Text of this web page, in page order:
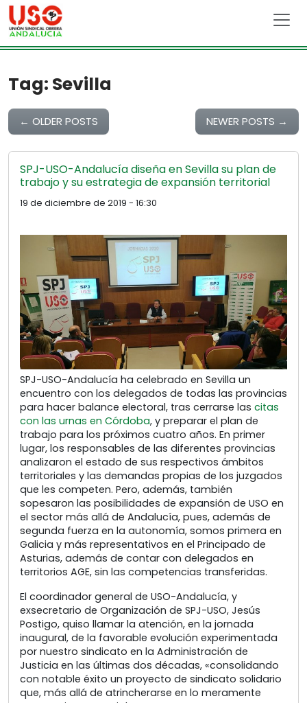
Skip to main content
Tag: Sevilla
← OLDER POSTS NEWER POSTS →
SPJ-USO-Andalucía diseña en Sevilla su plan de
trabajo y su estrategia de expansión territorial
19 de diciembre de 2019 - 16:30
SPJ-USO-Andalucía ha celebrado en Sevilla un
encuentro con los delegados de todas las provincias
para hacer balance electoral, tras cerrarse las citas
con las urnas en Córdoba, y preparar el plan de
trabajo para los próximos cuatro años. En primer
lugar, los responsables de las diferentes provincias
analizaron el estado de sus respectivos ámbitos
territoriales y las demandas propias de los juzgados
que les competen. Pero, además, también
sopesaron las posibilidades de expansión de USO en
el sector más allá de Andalucía, pues, además de
segunda fuerza en la autonomía, somos primera en
Galicia y más representativos en el Principado de
Asturias, además de contar con delegados en
territorios AGE, sin las competencias transferidas.
El coordinador general de USO-Andalucía, y
exsecretario de Organización de SPJ-USO, Jesús
Postigo, quiso llamar la atención, en la jornada
inaugural, de la favorable evolución experimentada
por nuestro sindicato en la Administración de
Justicia en las últimas dos décadas, «consolidando
con notable éxito un proyecto de sindicato solidario
que, más allá de atrincherarse en lo meramente